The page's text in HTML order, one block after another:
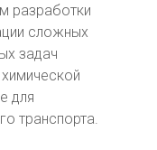
разработки
сложных
задач
для
транспорта.